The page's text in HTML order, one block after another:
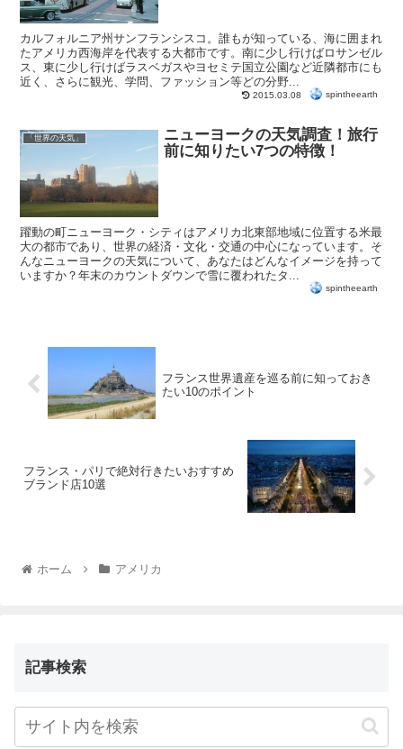
カルフォルニア州サンフランシスコ。誰もが知っている、海に囲まれ
たアメリカ西海岸を代表する大都市です。南に少し行けばロサンゼル
ス、東に少し行けばラスベガスやヨセミテ国立公園など近隣都市にも
近く、さらに観光、学問、ファッション等どの分野...
2015.03.08 spintheearth
「世界の天気」
ニューヨークの天気調査！旅行
前に知りたい7つの特徴！
躍動の町ニューヨーク・シティはアメリカ北東部地域に位置する米最
大の都市であり、世界の経済・文化・交通の中心になっています。そ
んなニューヨークの天気について、あなたはどんなイメージを持って
いますか？年末のカウントダウンで雪に覆われたタ...
spintheearth
フランス世界遺産を巡る前に知っておき
たい10のポイント
フランス・パリで絶対行きたいおすすめ
ブランド店10選
ホーム アメリカ
記事検索